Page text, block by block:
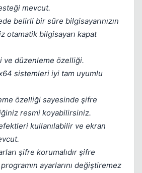
mevcut.
belirli bir süre bilgisayarınızın
otamatik bilgisayarı kapat
ve düzenleme özelliği.
sistemleri iyi tam uyumlu
özelliği sayesinde şifre
resmi koyabilirsiniz.
kullanılabilir ve ekran
şifre korumalıdır şifre
ayarlarını değiştiremez